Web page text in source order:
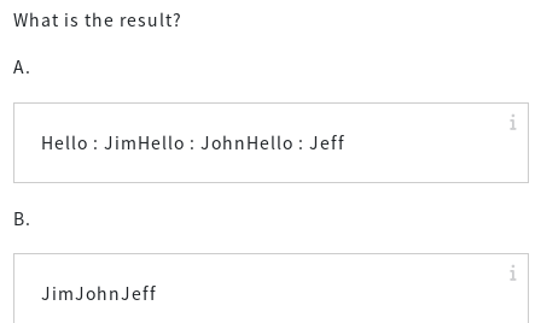
What is the result?
A.
Hello : JimHello : JohnHello : Jeff
B.
JimJohnJeff